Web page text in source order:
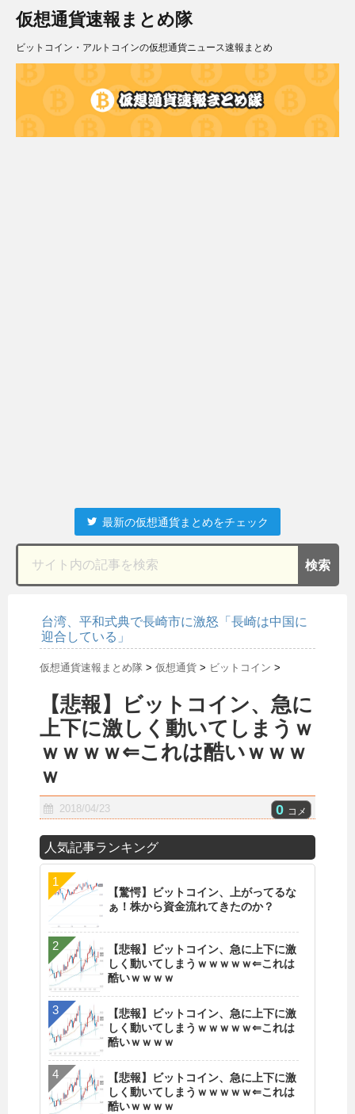
仮想通貨速報まとめ隊
ビットコイン・アルトコインの仮想通貨ニュース速報まとめ
最新の仮想通貨まとめをチェック
台湾、平和式典で長崎市に激怒「長崎は中国に
迎合している」
仮想通貨速報まとめ隊 > 仮想通貨 > ビットコイン >
【悲報】ビットコイン、急に
上下に激しく動いてしまうｗ
ｗｗｗｗ⇐これは酷いｗｗｗ
ｗ
2018/04/23 0 コメ
人気記事ランキング
【驚愕】ビットコイン、上がってるな
ぁ！株から資金流れてきたのか？
【悲報】ビットコイン、急に上下に激
しく動いてしまうｗｗｗｗｗ⇐これは
酷いｗｗｗｗ
【悲報】ビットコイン、急に上下に激
しく動いてしまうｗｗｗｗｗ⇐これは
酷いｗｗｗｗ
【悲報】ビットコイン、急に上下に激
しく動いてしまうｗｗｗｗｗ⇐これは
酷いｗｗｗｗ